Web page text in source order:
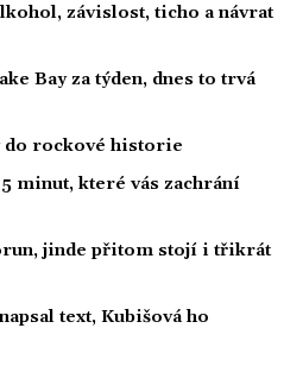
závislost, ticho a návrat
Bay za týden, dnes to trvá
do rockové historie
minut, které vás zachrání
jinde přitom stojí i třikrát
text, Kubišová ho